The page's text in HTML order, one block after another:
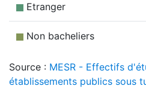
Etranger
Non bacheliers
Source : MESR - Effectifs
établissements publics sous